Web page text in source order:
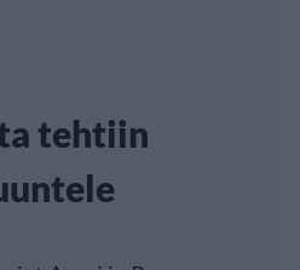
tehtiin